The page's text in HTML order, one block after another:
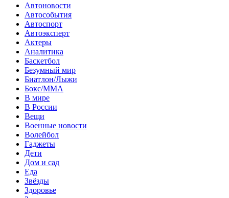
Автоновости
Автособытия
Автоспорт
Автоэксперт
Актеры
Аналитика
Баскетбол
Безумный мир
Биатлон/Лыжи
Бокс/MMA
В мире
В России
Вещи
Военные новости
Волейбол
Гаджеты
Дети
Дом и сад
Еда
Звёзды
Здоровье